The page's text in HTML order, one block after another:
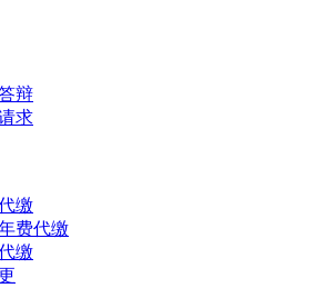
辩
求
缴
费代缴
缴